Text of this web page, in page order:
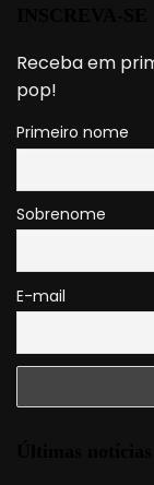
Receba em
pop!
Primeiro nome
Sobrenome
E-mail